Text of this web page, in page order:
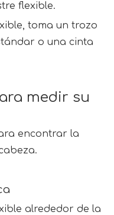
flexible.
toma un trozo
o una cinta
medir su
encontrar la
alrededor de la